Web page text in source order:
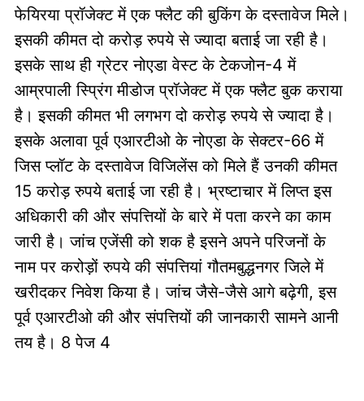
फेयिरया प्रॉजेक्ट में एक फ्लैट की बुकिंग के दस्तावेज मिले।
इसकी कीमत दो करोड़ रुपये से ज्यादा बताई जा रही है।
इसके साथ ही ग्रेटर नोएडा वेस्ट के टेकजोन-4 में
आम्रपाली स्प्रिंग मीडोज प्रॉजेक्ट में एक फ्लैट बुक कराया
है। इसकी कीमत भी लगभग दो करोड़ रुपये से ज्यादा है।
इसके अलावा पूर्व एआरटीओ के नोएडा के सेक्टर-66 में
जिस प्लॉट के दस्तावेज विजिलेंस को मिले हैं उनकी कीमत
15 करोड़ रुपये बताई जा रही है। भ्रष्टाचार में लिप्त इस
अधिकारी की और संपत्तियों के बारे में पता करने का काम
जारी है। जांच एजेंसी को शक है इसने अपने परिजनों के
नाम पर करोड़ों रुपये की संपत्तियां गौतमबुद्धनगर जिले में
खरीदकर निवेश किया है। जांच जैसे-जैसे आगे बढ़ेगी, इस
पूर्व एआरटीओ की और संपत्तियों की जानकारी सामने आनी
तय है। 8 पेज 4